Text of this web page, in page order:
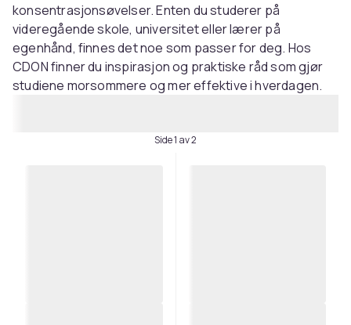
konsentrasjonsøvelser. Enten du studerer på
videregående skole, universitet eller lærer på
egenhånd, finnes det noe som passer for deg. Hos
CDON finner du inspirasjon og praktiske råd som gjør
studiene morsommere og mer effektive i hverdagen.
Side 1 av 2